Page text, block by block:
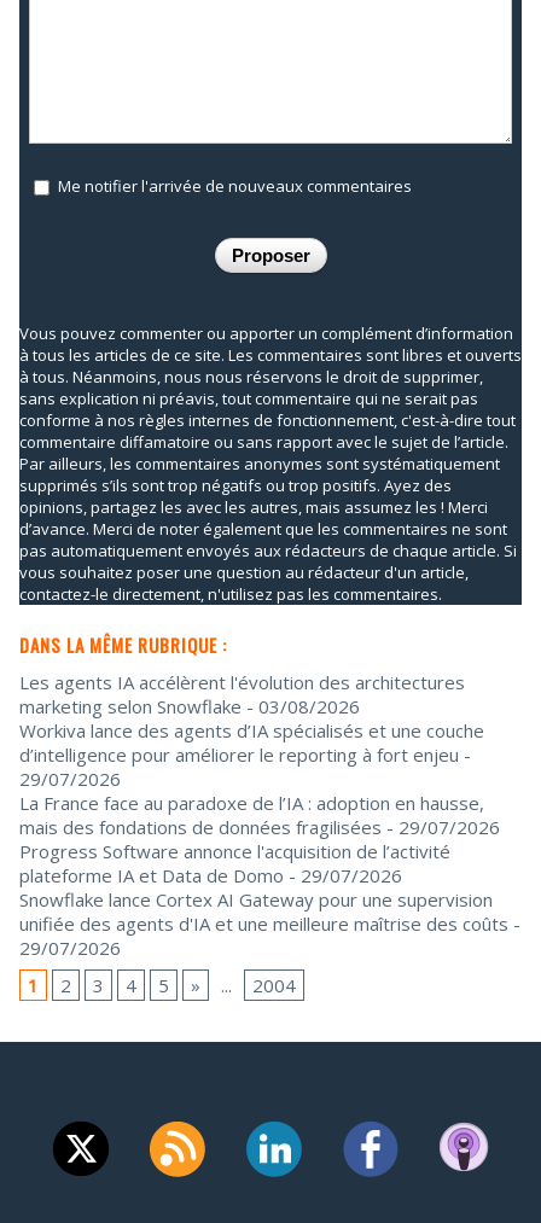
Me notifier l'arrivée de nouveaux commentaires
Vous pouvez commenter ou apporter un complément d’information
à tous les articles de ce site. Les commentaires sont libres et ouverts
à tous. Néanmoins, nous nous réservons le droit de supprimer,
sans explication ni préavis, tout commentaire qui ne serait pas
conforme à nos règles internes de fonctionnement, c'est-à-dire tout
commentaire diffamatoire ou sans rapport avec le sujet de l’article.
Par ailleurs, les commentaires anonymes sont systématiquement
supprimés s’ils sont trop négatifs ou trop positifs. Ayez des
opinions, partagez les avec les autres, mais assumez les ! Merci
d’avance. Merci de noter également que les commentaires ne sont
pas automatiquement envoyés aux rédacteurs de chaque article. Si
vous souhaitez poser une question au rédacteur d'un article,
contactez-le directement, n'utilisez pas les commentaires.
DANS LA MÊME RUBRIQUE :
Les agents IA accélèrent l'évolution des architectures
marketing selon Snowflake - 03/08/2026
Workiva lance des agents d’IA spécialisés et une couche
d’intelligence pour améliorer le reporting à fort enjeu -
29/07/2026
La France face au paradoxe de l’IA : adoption en hausse,
mais des fondations de données fragilisées - 29/07/2026
Progress Software annonce l'acquisition de l’activité
plateforme IA et Data de Domo - 29/07/2026
Snowflake lance Cortex AI Gateway pour une supervision
unifiée des agents d'IA et une meilleure maîtrise des coûts -
29/07/2026
1
2 3 4 5 » ... 2004